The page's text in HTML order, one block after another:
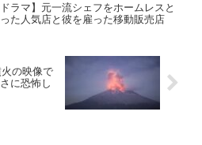
ドラマ】元一流シェフをホームレスと
た人気店と彼を雇った移動販売店
の映像で
に恐怖し